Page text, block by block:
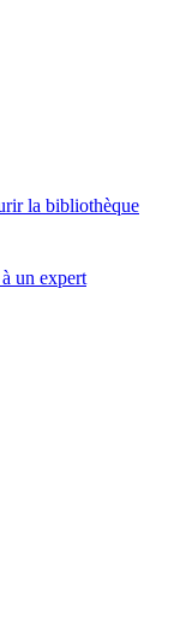
la bibliothèque
un expert